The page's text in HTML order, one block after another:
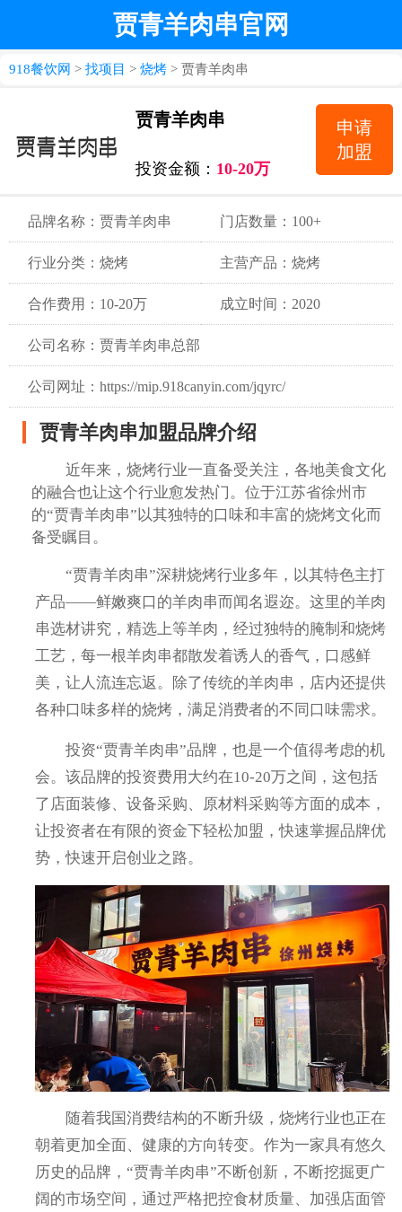
贾青羊肉串官网
918餐饮网 > 找项目 > 烧烤 > 贾青羊肉串
贾青羊肉串
投资金额： 10-20万
申请
加盟
品牌名称：贾青羊肉串 门店数量：100+
行业分类：烧烤 主营产品：烧烤
合作费用：10-20万 成立时间：2020
公司名称：贾青羊肉串总部
公司网址：https://mip.918canyin.com/jqyrc/
贾青羊肉串加盟品牌介绍
近年来，烧烤行业一直备受关注，各地美食文化
的融合也让这个行业愈发热门。位于江苏省徐州市
的“贾青羊肉串”以其独特的口味和丰富的烧烤文化而
备受瞩目。
“贾青羊肉串”深耕烧烤行业多年，以其特色主打
产品——鲜嫩爽口的羊肉串而闻名遐迩。这里的羊肉
串选材讲究，精选上等羊肉，经过独特的腌制和烧烤
工艺，每一根羊肉串都散发着诱人的香气，口感鲜
美，让人流连忘返。除了传统的羊肉串，店内还提供
各种口味多样的烧烤，满足消费者的不同口味需求。
投资“贾青羊肉串”品牌，也是一个值得考虑的机
会。该品牌的投资费用大约在10-20万之间，这包括
了店面装修、设备采购、原材料采购等方面的成本，
让投资者在有限的资金下轻松加盟，快速掌握品牌优
势，快速开启创业之路。
随着我国消费结构的不断升级，烧烤行业也正在
朝着更加全面、健康的方向转变。作为一家具有悠久
历史的品牌，“贾青羊肉串”不断创新，不断挖掘更广
阔的市场空间，通过严格把控食材质量、加强店面管